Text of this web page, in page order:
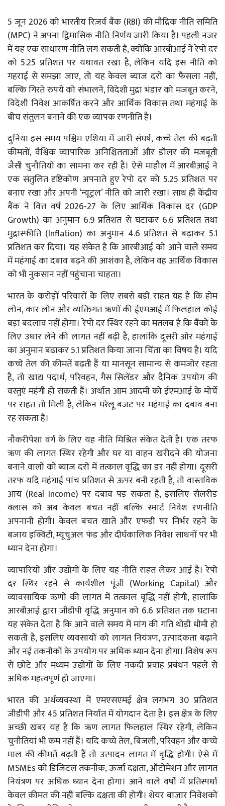
5 जून 2026 को भारतीय रिज़र्व बैंक (RBI) की मौद्रिक नीति समिति
(MPC) ने अपना द्विमासिक नीति निर्णय जारी किया है। पहली नजर
में यह एक साधारण नीति लग सकती है, क्योंकि आरबीआई ने रेपो दर
को 5.25 प्रतिशत पर यथावत रखा है, लेकिन यदि इस नीति को
गहराई से समझा जाए, तो यह केवल ब्याज दरों का फैसला नहीं,
बल्कि गिरते रुपये को संभालने, विदेशी मुद्रा भंडार को मजबूत करने,
विदेशी निवेश आकर्षित करने और आर्थिक विकास तथा महंगाई के
बीच संतुलन बनाने की एक व्यापक रणनीति है।
दुनिया इस समय पश्चिम एशिया में जारी संघर्ष, कच्चे तेल की बढ़ती
कीमतों, वैश्विक व्यापारिक अनिश्चितताओं और डॉलर की मजबूती
जैसी चुनौतियों का सामना कर रही है। ऐसे माहौल में आरबीआई ने
एक संतुलित दृष्टिकोण अपनाते हुए रेपो दर को 5.25 प्रतिशत पर
बनाए रखा और अपनी ‘न्यूट्रल’ नीति को जारी रखा। साथ ही केंद्रीय
बैंक ने वित्त वर्ष 2026-27 के लिए आर्थिक विकास दर (GDP
Growth) का अनुमान 6.9 प्रतिशत से घटाकर 6.6 प्रतिशत तथा
मुद्रास्फीति (Inflation) का अनुमान 4.6 प्रतिशत से बढ़ाकर 5.1
प्रतिशत कर दिया। यह संकेत है कि आरबीआई को आने वाले समय
में महंगाई का दबाव बढ़ने की आशंका है, लेकिन वह आर्थिक विकास
को भी नुकसान नहीं पहुंचाना चाहता।
भारत के करोड़ों परिवारों के लिए सबसे बड़ी राहत यह है कि होम
लोन, कार लोन और व्यक्तिगत ऋणों की ईएमआई में फिलहाल कोई
बड़ा बदलाव नहीं होगा। रेपो दर स्थिर रहने का मतलब है कि बैंकों के
लिए उधार लेने की लागत नहीं बढ़ी है, हालांकि दूसरी ओर महंगाई
का अनुमान बढ़ाकर 5.1 प्रतिशत किया जाना चिंता का विषय है। यदि
कच्चे तेल की कीमतें बढ़ती हैं या मानसून सामान्य से कमजोर रहता
है, तो खाद्य पदार्थ, परिवहन, गैस सिलेंडर और दैनिक उपयोग की
वस्तुएं महंगी हो सकती हैं। अर्थात आम आदमी को ईएमआई के मोर्चे
पर राहत तो मिली है, लेकिन घरेलू बजट पर महंगाई का दबाव बना
रह सकता है।
नौकरीपेशा वर्ग के लिए यह नीति मिश्रित संकेत देती है। एक तरफ
ऋण की लागत स्थिर रहेगी और घर या वाहन खरीदने की योजना
बनाने वालों को ब्याज दरों में तत्काल वृद्धि का डर नहीं होगा। दूसरी
तरफ यदि महंगाई पांच प्रतिशत से ऊपर बनी रहती है, तो वास्तविक
आय (Real Income) पर दबाव पड़ सकता है, इसलिए सैलरीड
क्लास को अब केवल बचत नहीं बल्कि स्मार्ट निवेश रणनीति
अपनानी होगी। केवल बचत खाते और एफडी पर निर्भर रहने के
बजाय इक्विटी, म्यूचुअल फंड और दीर्घकालिक निवेश साधनों पर भी
ध्यान देना होगा।
व्यापारियों और उद्योगों के लिए यह नीति राहत लेकर आई है। रेपो
दर स्थिर रहने से कार्यशील पूंजी (Working Capital) और
व्यावसायिक ऋणों की लागत में तत्काल वृद्धि नहीं होगी, हालांकि
आरबीआई द्वारा जीडीपी वृद्धि अनुमान को 6.6 प्रतिशत तक घटाना
यह संकेत देता है कि आने वाले समय में मांग की गति थोड़ी धीमी हो
सकती है, इसलिए व्यवसायों को लागत नियंत्रण, उत्पादकता बढ़ाने
और नई तकनीकों के उपयोग पर अधिक ध्यान देना होगा। विशेष रूप
से छोटे और मध्यम उद्योगों के लिए नकदी प्रवाह प्रबंधन पहले से
अधिक महत्वपूर्ण हो जाएगा।
भारत की अर्थव्यवस्था में एमएसएमई क्षेत्र लगभग 30 प्रतिशत
जीडीपी और 45 प्रतिशत निर्यात में योगदान देता है। इस क्षेत्र के लिए
अच्छी खबर यह है कि ऋण लागत फिलहाल स्थिर रहेगी, लेकिन
चुनौतियां भी कम नहीं हैं। यदि कच्चे तेल, बिजली, परिवहन और कच्चे
माल की कीमतें बढ़ती हैं तो उत्पादन लागत में वृद्धि होगी। ऐसे में
MSMEs को डिजिटल तकनीक, ऊर्जा दक्षता, ऑटोमेशन और लागत
नियंत्रण पर अधिक ध्यान देना होगा। आने वाले वर्षों में प्रतिस्पर्धा
केवल कीमत की नहीं बल्कि दक्षता की होगी। शेयर बाजार निवेशकों